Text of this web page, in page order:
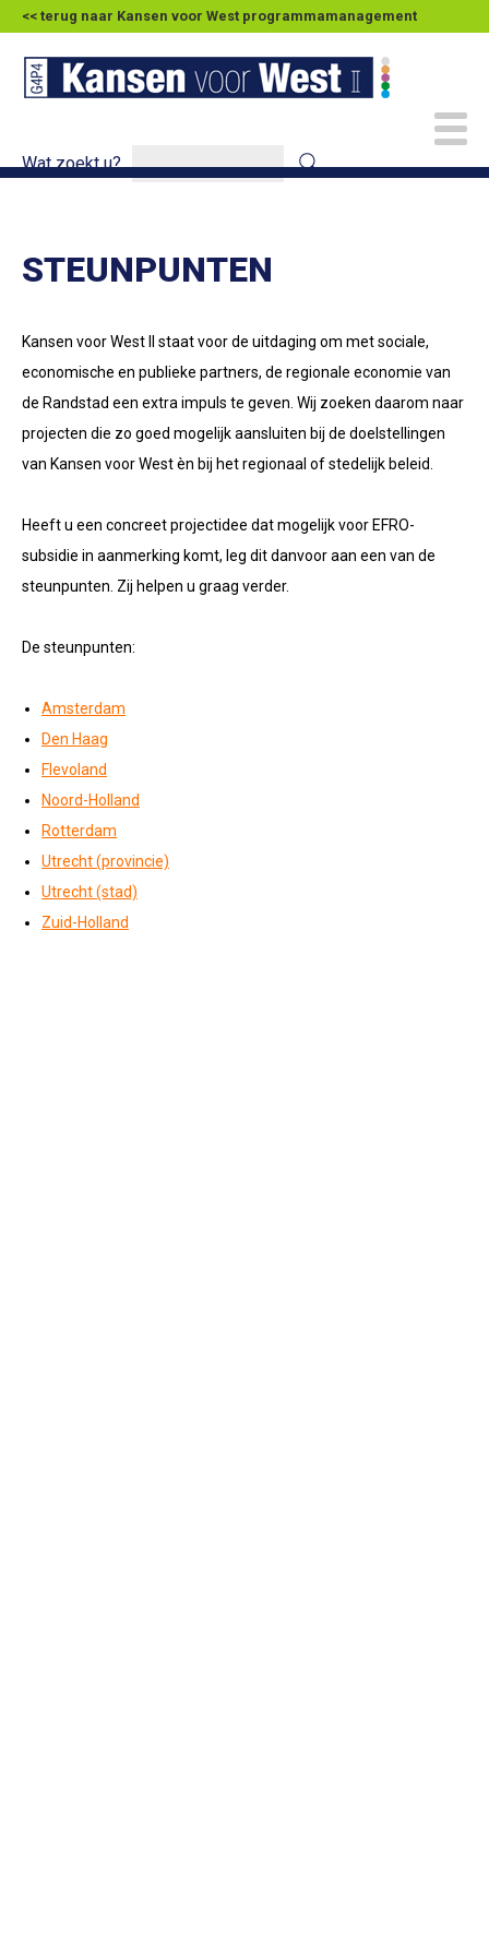
<< terug naar Kansen voor West programmamanagement
Wat zoekt u?
STEUNPUNTEN
Kansen voor West II staat voor de uitdaging om met sociale,
economische en publieke partners, de regionale economie van
de Randstad een extra impuls te geven. Wij zoeken daarom naar
projecten die zo goed mogelijk aansluiten bij de doelstellingen
van Kansen voor West èn bij het regionaal of stedelijk beleid.
Heeft u een concreet projectidee dat mogelijk voor EFRO-
subsidie in aanmerking komt, leg dit danvoor aan een van de
steunpunten. Zij helpen u graag verder.
De steunpunten:
Amsterdam
Den Haag
Flevoland
Noord-Holland
Rotterdam
Utrecht (provincie)
Utrecht (stad)
Zuid-Holland